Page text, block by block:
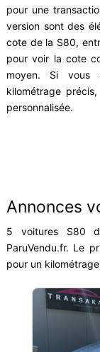
pour une
version sont des
cote de la S80,
pour voir la cote
moyen. Si vous
kilométrage
personnalisée.
Annonces
5 voitures S80
ParuVendu.fr. Le
pour un